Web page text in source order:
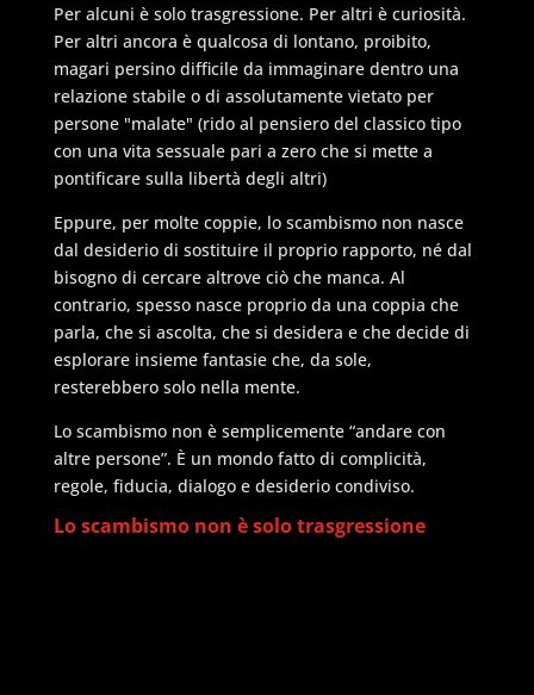
Per alcuni è solo trasgressione. Per altri è curiosità.
Per altri ancora è qualcosa di lontano, proibito,
magari persino difficile da immaginare dentro una
relazione stabile o di assolutamente vietato per
persone "malate" (rido al pensiero del classico tipo
con una vita sessuale pari a zero che si mette a
pontificare sulla libertà degli altri)
Eppure, per molte coppie, lo scambismo non nasce
dal desiderio di sostituire il proprio rapporto, né dal
bisogno di cercare altrove ciò che manca. Al
contrario, spesso nasce proprio da una coppia che
parla, che si ascolta, che si desidera e che decide di
esplorare insieme fantasie che, da sole,
resterebbero solo nella mente.
Lo scambismo non è semplicemente “andare con
altre persone”. È un mondo fatto di complicità,
regole, fiducia, dialogo e desiderio condiviso.
Lo scambismo non è solo trasgressione